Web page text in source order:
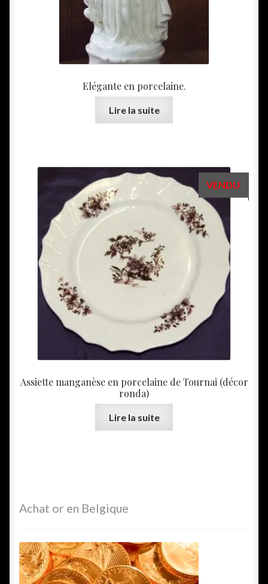
Elégante en porcelaine.
Lire la suite
Assiette manganèse en porcelaine de Tournai (décor
ronda)
VENDU
Lire la suite
Achat or en Belgique